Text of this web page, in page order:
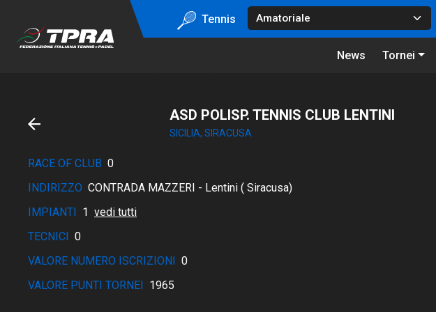
Tennis
News Tornei
ASD POLISP. TENNIS CLUB LENTINI
SICILIA, SIRACUSA
RACE OF CLUB 0
INDIRIZZO CONTRADA MAZZERI - Lentini ( Siracusa)
IMPIANTI 1 vedi tutti
TECNICI 0
VALORE NUMERO ISCRIZIONI 0
VALORE PUNTI TORNEI 1965